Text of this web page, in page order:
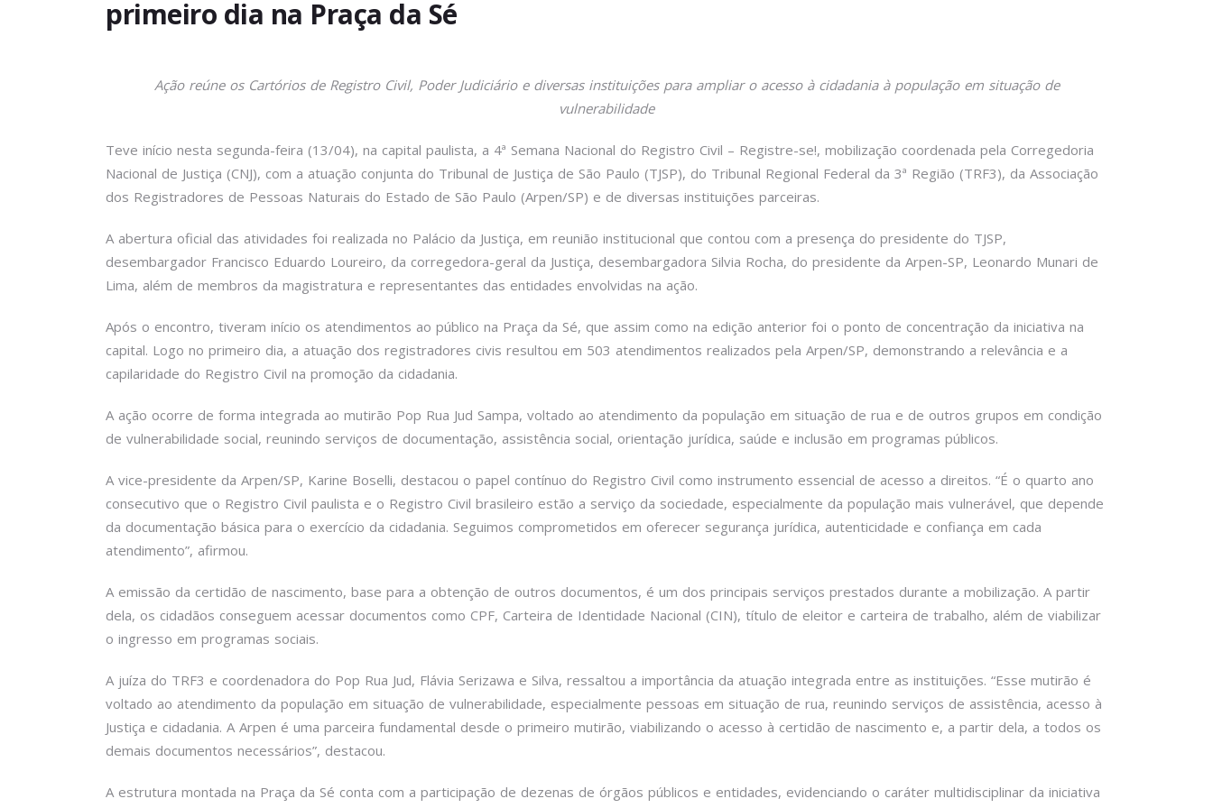
primeiro dia na Praça da Sé
Ação reúne os Cartórios de Registro Civil, Poder Judiciário e diversas instituições para ampliar o acesso à cidadania à população em situação de
vulnerabilidade
Teve início nesta segunda-feira (13/04), na capital paulista, a 4ª Semana Nacional do Registro Civil – Registre-se!, mobilização coordenada pela Corregedoria
Nacional de Justiça (CNJ), com a atuação conjunta do Tribunal de Justiça de São Paulo (TJSP), do Tribunal Regional Federal da 3ª Região (TRF3), da Associação
dos Registradores de Pessoas Naturais do Estado de São Paulo (Arpen/SP) e de diversas instituições parceiras.
A abertura oficial das atividades foi realizada no Palácio da Justiça, em reunião institucional que contou com a presença do presidente do TJSP,
desembargador Francisco Eduardo Loureiro, da corregedora-geral da Justiça, desembargadora Silvia Rocha, do presidente da Arpen-SP, Leonardo Munari de
Lima, além de membros da magistratura e representantes das entidades envolvidas na ação.
Após o encontro, tiveram início os atendimentos ao público na Praça da Sé, que assim como na edição anterior foi o ponto de concentração da iniciativa na
capital. Logo no primeiro dia, a atuação dos registradores civis resultou em 503 atendimentos realizados pela Arpen/SP, demonstrando a relevância e a
capilaridade do Registro Civil na promoção da cidadania.
A ação ocorre de forma integrada ao mutirão Pop Rua Jud Sampa, voltado ao atendimento da população em situação de rua e de outros grupos em condição
de vulnerabilidade social, reunindo serviços de documentação, assistência social, orientação jurídica, saúde e inclusão em programas públicos.
A vice-presidente da Arpen/SP, Karine Boselli, destacou o papel contínuo do Registro Civil como instrumento essencial de acesso a direitos. “É o quarto ano
consecutivo que o Registro Civil paulista e o Registro Civil brasileiro estão a serviço da sociedade, especialmente da população mais vulnerável, que depende
da documentação básica para o exercício da cidadania. Seguimos comprometidos em oferecer segurança jurídica, autenticidade e confiança em cada
atendimento”, afirmou.
A emissão da certidão de nascimento, base para a obtenção de outros documentos, é um dos principais serviços prestados durante a mobilização. A partir
dela, os cidadãos conseguem acessar documentos como CPF, Carteira de Identidade Nacional (CIN), título de eleitor e carteira de trabalho, além de viabilizar
o ingresso em programas sociais.
A juíza do TRF3 e coordenadora do Pop Rua Jud, Flávia Serizawa e Silva, ressaltou a importância da atuação integrada entre as instituições. “Esse mutirão é
voltado ao atendimento da população em situação de vulnerabilidade, especialmente pessoas em situação de rua, reunindo serviços de assistência, acesso à
Justiça e cidadania. A Arpen é uma parceira fundamental desde o primeiro mutirão, viabilizando o acesso à certidão de nascimento e, a partir dela, a todos os
demais documentos necessários”, destacou.
A estrutura montada na Praça da Sé conta com a participação de dezenas de órgãos públicos e entidades, evidenciando o caráter multidisciplinar da iniciativa